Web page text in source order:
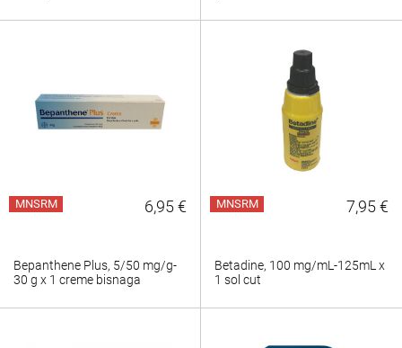
MNSRM 6,95 €
Bepanthene Plus, 5/50 mg/g-
30 g x 1 creme bisnaga
MNSRM 7,95 €
Betadine, 100 mg/mL-125mL x
1 sol cut